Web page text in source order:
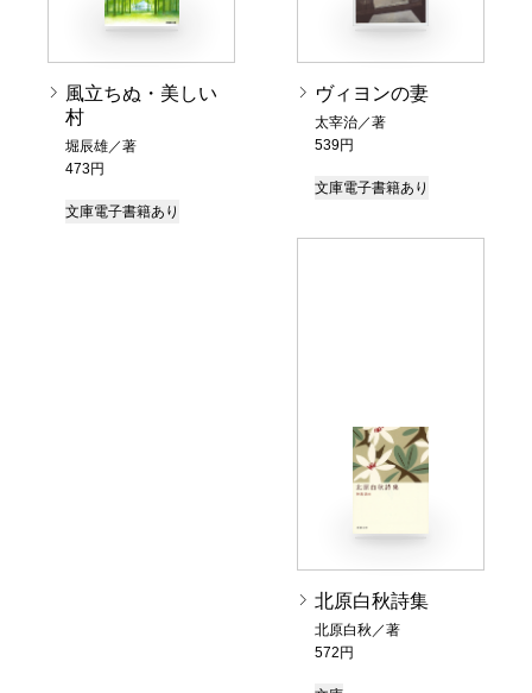
風立ちぬ・美しい
村
堀辰雄／著
473円
文庫電子書籍あり
ヴィヨンの妻
太宰治／著
539円
文庫電子書籍あり
北原白秋詩集
北原白秋／著
572円